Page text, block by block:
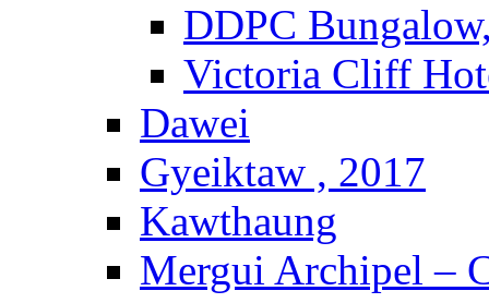
DDPC
Victoria Cliff
Dawei
Gyeiktaw , 2017
Kawthaung
Mergui Archipel –